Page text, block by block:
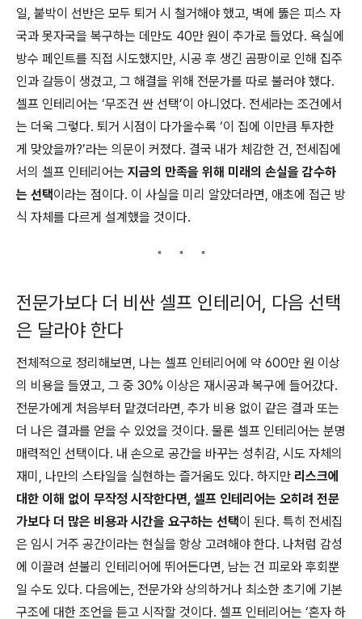
일, 붙박이 선반은 모두 퇴거 시 철거해야 했고, 벽에 뚫은 피스 자
국과 못자국을 복구하는 데만도 40만 원이 추가로 들었다. 욕실에
방수 페인트를 직접 시도했지만, 시공 후 생긴 곰팡이로 인해 집주
인과 갈등이 생겼고, 그 해결을 위해 전문가를 따로 불러야 했다.
셀프 인테리어는 ‘무조건 싼 선택’이 아니었다. 전세라는 조건에서
는 더욱 그렇다. 퇴거 시점이 다가올수록 ‘이 집에 이만큼 투자한
게 맞았을까?’라는 의문이 커졌다. 결국 내가 체감한 건, 전세집에
서의 셀프 인테리어는 지금의 만족을 위해 미래의 손실을 감수하
는 선택이라는 점이다. 이 사실을 미리 알았더라면, 애초에 접근 방
식 자체를 다르게 설계했을 것이다.
전문가보다 더 비싼 셀프 인테리어, 다음 선택
은 달라야 한다
전체적으로 정리해보면, 나는 셀프 인테리어에 약 600만 원 이상
의 비용을 들였고, 그 중 30% 이상은 재시공과 복구에 들어갔다.
전문가에게 처음부터 맡겼더라면, 추가 비용 없이 같은 결과 또는
더 나은 결과를 얻을 수 있었을 것이다. 물론 셀프 인테리어는 분명
매력적인 선택이다. 내 손으로 공간을 바꾸는 성취감, 시도 자체의
재미, 나만의 스타일을 실현하는 즐거움도 있다. 하지만 리스크에
대한 이해 없이 무작정 시작한다면, 셀프 인테리어는 오히려 전문
가보다 더 많은 비용과 시간을 요구하는 선택이 된다. 특히 전세집
은 임시 거주 공간이라는 현실을 항상 고려해야 한다. 나처럼 감성
에 이끌려 섣불리 인테리어에 뛰어든다면, 남는 건 피로와 후회뿐
일 수도 있다. 다음에는, 전문가와 상의하거나 최소한 초기에 기본
구조에 대한 조언을 듣고 시작할 것이다. 셀프 인테리어는 ‘혼자 하